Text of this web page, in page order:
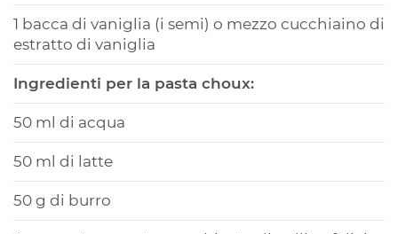
1 bacca di vaniglia (i semi) o mezzo cucchiaino di
estratto di vaniglia
Ingredienti per la pasta choux:
50 ml di acqua
50 ml di latte
50 g di burro